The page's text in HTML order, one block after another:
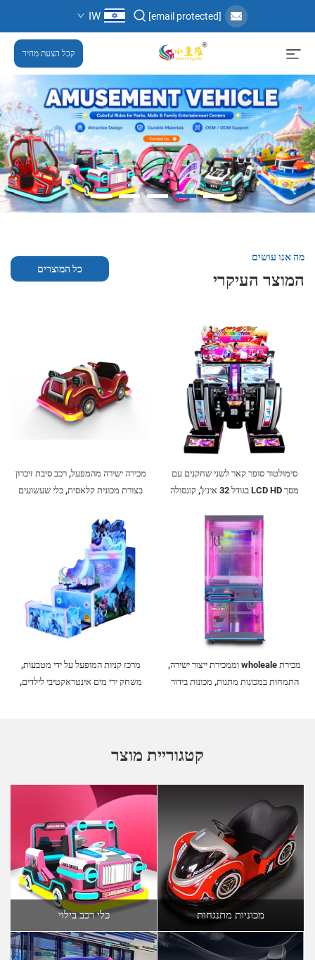
[email protected]
IW
קבל הצעת מחיר
מה אנו עושים
המוצר העיקרי
כל המוצרים
סימולטור סופר קאר לשני שחקנים עם
מסך LCD HD בגודל 32 אינץ', קונסולה
סימולטור רכב
מכירה ישירה מהמפעל, רכב סיבת זיכרון
בצורת מכונית קלאסית, כלי שעשועים
רכב אינטראקטיבי להורים וילדים, רכב
חשמלי עם תאורה וזמר
מכירת wholeale וממכירת ייצור ישירה,
התמחות במכונות מתנות, מכונות בידור
מרכז קניות המופעל על ידי מטבעות,
משחק ירי מים אינטראקטיבי לילדים,
קטגוריית מוצר
מכוניות מתנגחות כלי רכב בילוי